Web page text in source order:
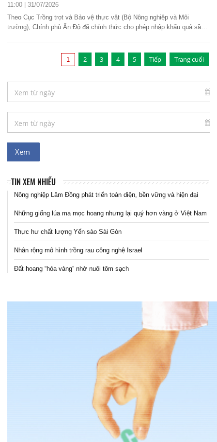
11:00 | 31/07/2026
Theo Cục Trồng trọt và Bảo vệ thực vật (Bộ Nông nghiệp và Môi
trường), Chính phủ Ấn Độ đã chính thức cho phép nhập khẩu quả sầu
1 2 3 4 5 Tiếp Trang cuối
TIN XEM NHIỀU
Nông nghiệp Lâm Đồng phát triển toàn diện, bền vững và hiện đại
Những giống lúa ma mọc hoang nhưng lại quý hơn vàng ở Việt Nam
Thực hư chất lượng Yến sào Sài Gòn
Nhân rộng mô hình trồng rau công nghệ Israel
Đất hoang “hóa vàng” nhờ nuôi tôm sạch